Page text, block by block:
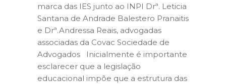
marca das IES junto ao INPI Drª. Leticia
Santana de Andrade Balestero Pranaitis
e Drª.Andressa Reais, advogadas
associadas da Covac Sociedade de
Advogados Inicialmente é importante
esclarecer que a legislação
educacional impõe que a estrutura das